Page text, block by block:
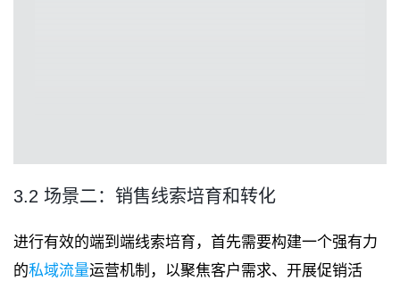
3.2 场景二：销售线索培育和转化
进行有效的端到端线索培育，首先需要构建一个强有力
的私域流量运营机制，以聚焦客户需求、开展促销活